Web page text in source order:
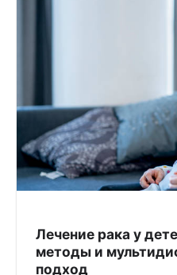
Лечение рака у
методы и
подход